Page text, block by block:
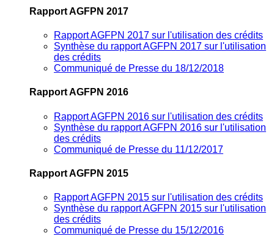
Rapport AGFPN 2017
Rapport AGFPN 2017 sur l'utilisation des crédits
Synthèse du rapport AGFPN 2017 sur l'utilisation
des crédits
Communiqué de Presse du 18/12/2018
Rapport AGFPN 2016
Rapport AGFPN 2016 sur l'utilisation des crédits
Synthèse du rapport AGFPN 2016 sur l'utilisation
des crédits
Communiqué de Presse du 11/12/2017
Rapport AGFPN 2015
Rapport AGFPN 2015 sur l'utilisation des crédits
Synthèse du rapport AGFPN 2015 sur l'utilisation
des crédits
Communiqué de Presse du 15/12/2016